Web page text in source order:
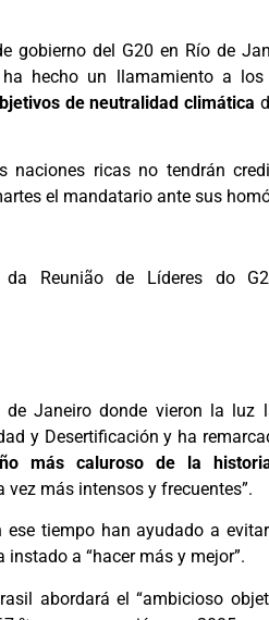
gobierno del G20 en Río de
hecho un llamamiento a los
de neutralidad climática
naciones ricas no tendrán
el mandatario ante sus
Reunião de Líderes do
Janeiro donde vieron la luz
y Desertificación y ha
más caluroso de la
más intensos y frecuentes”.
tiempo han ayudado a
a “hacer más y mejor”.
abordará el “ambicioso